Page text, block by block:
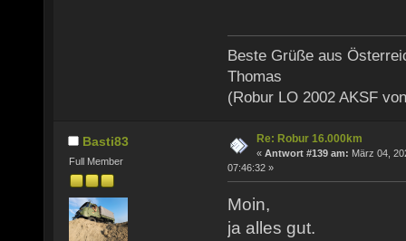
Beste Grüße aus
Thomas
(Robur LO 2002 AKSF
Basti83
Full Member
Re: Robur 16.000km
« Antwort #139 am: März 04,
07:46:32 »
Moin,
ja alles gut.